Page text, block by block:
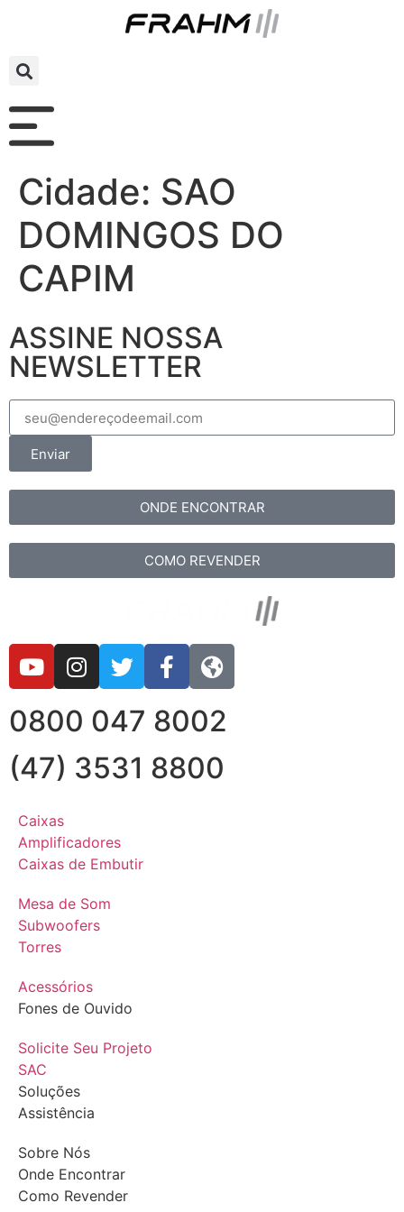
Cidade: SAO
DOMINGOS DO
CAPIM
ASSINE NOSSA
NEWSLETTER
Enviar
ONDE ENCONTRAR
COMO REVENDER
0800 047 8002
(47) 3531 8800
Caixas
Amplificadores
Caixas de Embutir
Mesa de Som
Subwoofers
Torres
Acessórios
Fones de Ouvido
Solicite Seu Projeto
SAC
Soluções
Assistência
Sobre Nós
Onde Encontrar
Como Revender